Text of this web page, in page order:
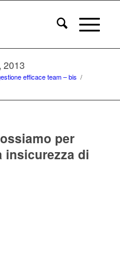
2013
efficace team – bis /
per
insicurezza di